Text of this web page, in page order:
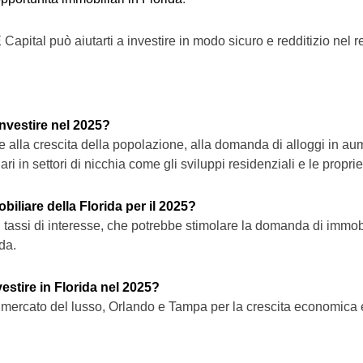
può aiutarti a investire in modo sicuro e redditizio nel
nel 2025?
alla crescita della popolazione, alla domanda di alloggi in
in settori di nicchia come gli sviluppi residenziali e le
della Florida per il 2025?
di interesse, che potrebbe stimolare la domanda di
in Florida nel 2025?
del lusso, Orlando e Tampa per la crescita